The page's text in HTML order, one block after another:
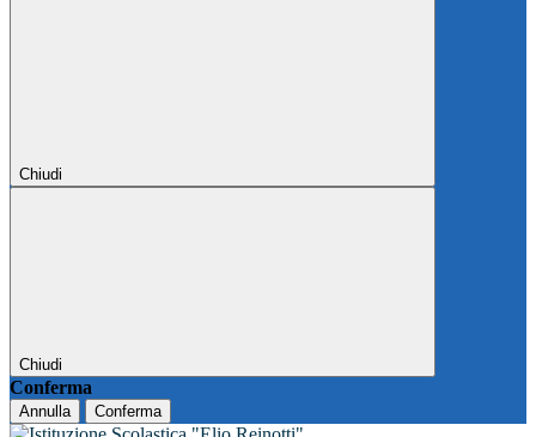
Chiudi
Chiudi
Conferma
Annulla Conferma